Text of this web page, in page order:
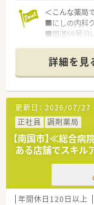
を運営されてい
■在宅件数は
剤師も複数名
■1年に1回以
上げ、日々の
論して発表の
■調剤業務だ
献を行われて
■業務短縮の為
一部店舗に二
機 等）を導入
＜こんな方に
■複数店舗展
■研修制度が
■外来対応だ
等 少しでも
＜こんな薬局
■にしの内科
■国道56号沿
■コンビニや
にお買い物を
■業務短縮の為
ード、ピッキ
■薬剤師常時3
＜業務内容＞
■内科・循環器
た患者様の来
■在宅対応も行
する場合もご
■処方箋枚数
＜研修制度＞
詳細を見
更新日： 2026/07/27
正社員
調剤薬局
【南国市】≪総合
ある店舗でスキル
年間休日120日以上